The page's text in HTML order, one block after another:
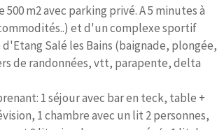
m2 avec parking privé. A 5 minutes à
et d'un complexe sportif
Salé les Bains (baignade, plongée,
de randonnées, vtt, parapente, delta
1 séjour avec bar en teck, table +
1 chambre avec un lit 2 personnes,